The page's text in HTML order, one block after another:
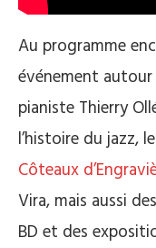
Au programme
événement
pianiste Thierry
l’histoire du jazz,
Côteaux
Vira, mais aussi
BD et des